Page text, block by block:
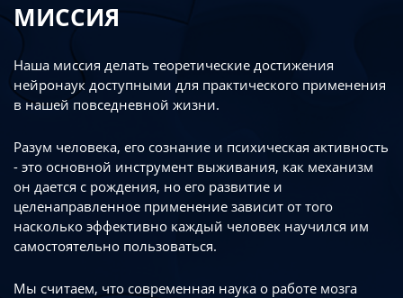
МИССИЯ
Наша миссия делать теоретические достижения
нейронаук доступными для практического применения
в нашей повседневной жизни.
Разум человека, его сознание и психическая активность
- это основной инструмент выживания, как механизм
он дается с рождения, но его развитие и
целенаправленное применение зависит от того
насколько эффективно каждый человек научился им
самостоятельно пользоваться.
Мы считаем, что современная наука о работе мозга